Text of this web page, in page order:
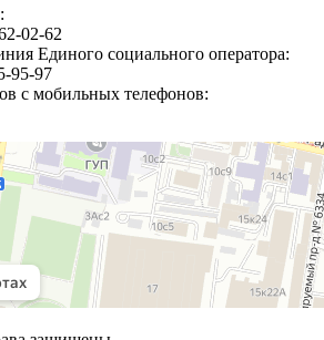
02-62
Единого социального оператора:
95-97
с мобильных телефонов: